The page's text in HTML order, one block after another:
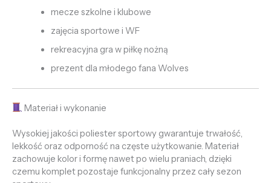
mecze szkolne i klubowe
zajęcia sportowe i WF
rekreacyjna gra w piłkę nożną
prezent dla młodego fana Wolves
Materiał i wykonanie
Wysokiej jakości poliester sportowy gwarantuje trwałość,
lekkość oraz odporność na częste użytkowanie. Materiał
zachowuje kolor i formę nawet po wielu praniach, dzięki
czemu komplet pozostaje funkcjonalny przez cały sezon